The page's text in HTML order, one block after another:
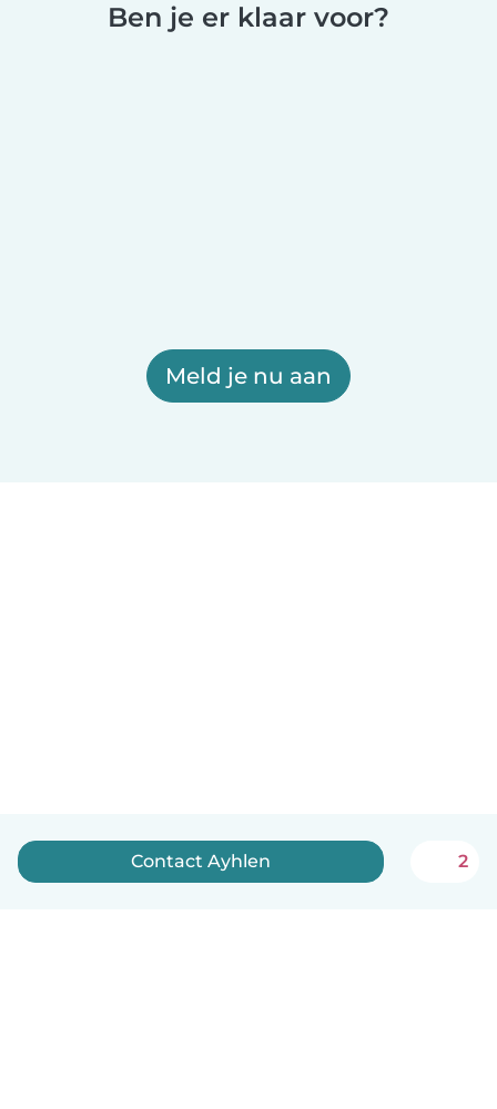
Ben je er klaar voor?
Meld je nu aan
Contact Ayhlen 2